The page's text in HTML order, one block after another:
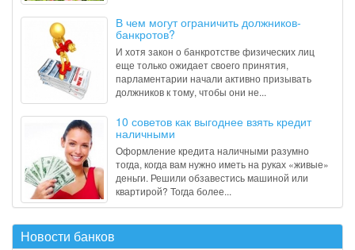
В чем могут ограничить должников-
банкротов?
И хотя закон о банкротстве физических лиц
еще только ожидает своего принятия,
парламентарии начали активно призывать
должников к тому, чтобы они не...
10 советов как выгоднее взять кредит
наличными
Оформление кредита наличными разумно
тогда, когда вам нужно иметь на руках «живые»
деньги. Решили обзавестись машиной или
квартирой? Тогда более...
Новости банков